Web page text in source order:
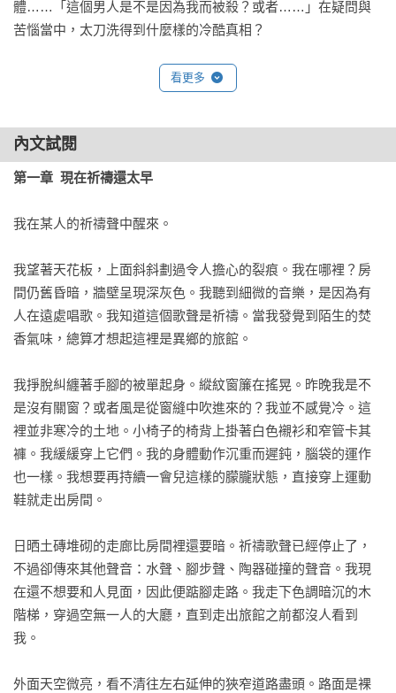
體……「這個男人是不是因為我而被殺？或者……」在疑問與
苦惱當中，太刀洗得到什麼樣的冷酷真相？
書中巧妙結合二〇〇一年實際發生的尼泊爾的王儲謀殺事件，
看更多
內文試閱
第一章  現在祈禱還太早
我在某人的祈禱聲中醒來。
我望著天花板，上面斜斜劃過令人擔心的裂痕。我在哪裡？房
間仍舊昏暗，牆壁呈現深灰色。我聽到細微的音樂，是因為有
人在遠處唱歌。我知道這個歌聲是祈禱。當我發覺到陌生的焚
香氣味，總算才想起這裡是異鄉的旅館。
我掙脫糾纏著手腳的被單起身。縱紋窗簾在搖晃。昨晚我是不
是沒有關窗？或者風是從窗縫中吹進來的？我並不感覺冷。這
裡並非寒冷的土地。小椅子的椅背上掛著白色襯衫和窄管卡其
褲。我緩緩穿上它們。我的身體動作沉重而遲鈍，腦袋的運作
也一樣。我想要再持續一會兒這樣的朦朧狀態，直接穿上運動
鞋就走出房間。
日晒土磚堆砌的走廊比房間裡還要暗。祈禱歌聲已經停止了，
不過卻傳來其他聲音：水聲、腳步聲、陶器碰撞的聲音。我現
在還不想要和人見面，因此便踮腳走路。我走下色調暗沉的木
階梯，穿過空無一人的大廳，直到走出旅館之前都沒人看到
我。
外面天空微亮，看不清往左右延伸的狹窄道路盡頭。路面是裸